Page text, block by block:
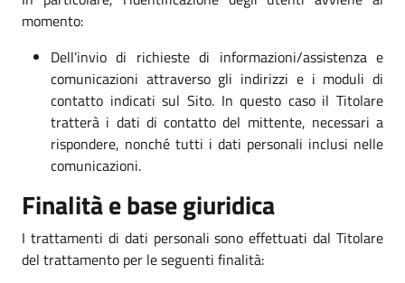
momento:
Dell’invio di richieste di informazioni/assistenza e
comunicazioni attraverso gli indirizzi e i moduli di
contatto indicati sul Sito. In questo caso il Titolare
tratterà i dati di contatto del mittente, necessari a
rispondere, nonché tutti i dati personali inclusi nelle
comunicazioni.
Finalità e base giuridica
I trattamenti di dati personali sono effettuati dal Titolare
del trattamento per le seguenti finalità: